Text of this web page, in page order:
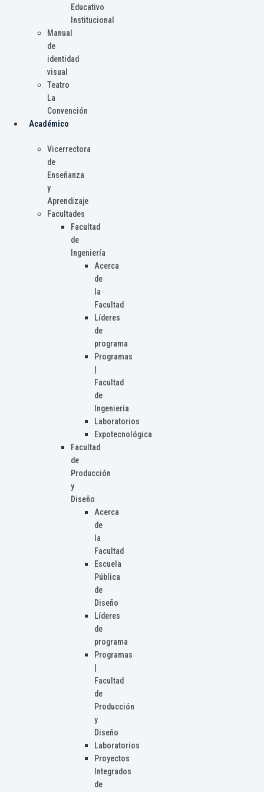
Educativo
Institucional
Manual
de
identidad
visual
Teatro
La
Convención
Académico
Vicerrectora
de
Enseñanza
y
Aprendizaje
Facultades
Facultad
de
Ingeniería
Acerca
de
la
Facultad
Líderes
de
programa
Programas
Facultad
de
Ingeniería
Laboratorios
Expotecnológica
Facultad
de
Producción
y
Diseño
Acerca
de
la
Facultad
Escuela
Pública
de
Diseño
Líderes
de
programa
Programas
Facultad
de
Producción
y
Diseño
Laboratorios
Proyectos
Integrados
de